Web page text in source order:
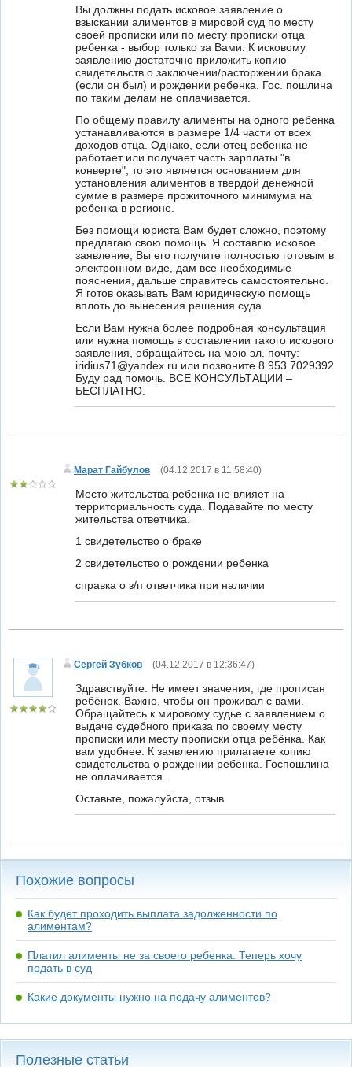
Вы должны подать исковое заявление о
взыскании алиментов в мировой суд по месту
своей прописки или по месту прописки отца
ребенка - выбор только за Вами. К исковому
заявлению достаточно приложить копию
свидетельств о заключении/расторжении брака
(если он был) и рождении ребенка. Гос. пошлина
по таким делам не оплачивается.
По общему правилу алименты на одного ребенка
устанавливаются в размере 1/4 части от всех
доходов отца. Однако, если отец ребенка не
работает или получает часть зарплаты "в
конверте", то это является основанием для
установления алиментов в твердой денежной
сумме в размере прожиточного минимума на
ребенка в регионе.
Без помощи юриста Вам будет сложно, поэтому
предлагаю свою помощь. Я составлю исковое
заявление, Вы его получите полностью готовым в
электронном виде, дам все необходимые
пояснения, дальше справитесь самостоятельно.
Я готов оказывать Вам юридическую помощь
вплоть до вынесения решения суда.
Если Вам нужна более подробная консультация
или нужна помощь в составлении такого искового
заявления, обращайтесь на мою эл. почту:
iridius71@yandex.ru или позвоните 8 953 7029392
Буду рад помочь. ВСЕ КОНСУЛЬТАЦИИ –
БЕСПЛАТНО.
Марат Гайбулов (04.12.2017 в 11:58:40)
Место жительства ребенка не влияет на
территориальность суда. Подавайте по месту
жительства ответчика.
1 свидетельство о браке
2 свидетельство о рождении ребенка
справка о з/п ответчика при наличии
Сергей Зубков (04.12.2017 в 12:36:47)
Здравствуйте. Не имеет значения, где прописан
ребёнок. Важно, чтобы он проживал с вами.
Обращайтесь к мировому судье с заявлением о
выдаче судебного приказа по своему месту
прописки или месту прописки отца ребёнка. Как
вам удобнее. К заявлению прилагаете копию
свидетельства о рождении ребёнка. Госпошлина
не оплачивается.
Оставьте, пожалуйста, отзыв.
Похожие вопросы
Как будет проходить выплата задолженности по
алиментам?
Платил алименты не за своего ребенка. Теперь хочу
подать в суд
Какие документы нужно на подачу алиментов?
Полезные статьи